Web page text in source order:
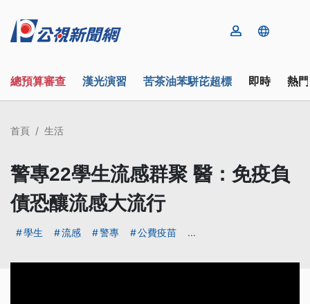
總預算審查 漢光演習 苦茶油苯駢芘超標 即時 熱
首頁 生活
警專22學生流感群聚 醫：免疫負
債恐釀流感大流行
學生 流感 警專 公費疫苗 ...